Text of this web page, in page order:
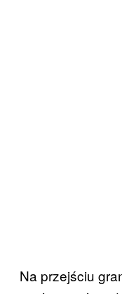
Na przejściu